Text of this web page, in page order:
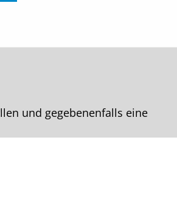
und gegebenenfalls eine